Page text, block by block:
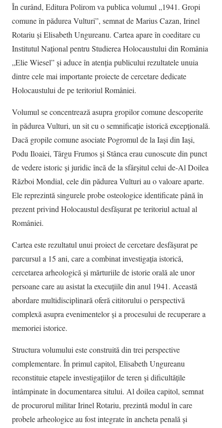
În curând, Editura Polirom va publica volumul „1941. Gropi
comune în pădurea Vulturi”, semnat de Marius Cazan, Irinel
Rotariu și Elisabeth Ungureanu. Cartea apare în coeditare cu
Institutul Național pentru Studierea Holocaustului din România
„Elie Wiesel” și aduce în atenția publicului rezultatele unuia
dintre cele mai importante proiecte de cercetare dedicate
Holocaustului de pe teritoriul României.
Volumul se concentrează asupra gropilor comune descoperite
în pădurea Vulturi, un sit cu o semnificație istorică excepțională.
Dacă gropile comune asociate Pogromul de la Iași din Iași,
Podu Iloaiei, Târgu Frumos și Stânca erau cunoscute din punct
de vedere istoric și juridic încă de la sfârșitul celui de-Al Doilea
Război Mondial, cele din pădurea Vulturi au o valoare aparte.
Ele reprezintă singurele probe osteologice identificate până în
prezent privind Holocaustul desfășurat pe teritoriul actual al
României.
Cartea este rezultatul unui proiect de cercetare desfășurat pe
parcursul a 15 ani, care a combinat investigația istorică,
cercetarea arheologică și mărturiile de istorie orală ale unor
persoane care au asistat la execuțiile din anul 1941. Această
abordare multidisciplinară oferă cititorului o perspectivă
complexă asupra evenimentelor și a procesului de recuperare a
memoriei istorice.
Structura volumului este construită din trei perspective
complementare. În primul capitol, Elisabeth Ungureanu
reconstituie etapele investigațiilor de teren și dificultățile
întâmpinate în documentarea sitului. Al doilea capitol, semnat
de procurorul militar Irinel Rotariu, prezintă modul în care
probele arheologice au fost integrate în ancheta penală și